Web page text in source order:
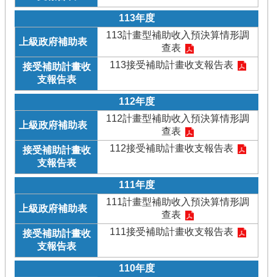
113年度
113計畫型補助收入預決算情形調
查表
113接受補助計畫收支報告表
112年度
112計畫型補助收入預決算情形調
查表
112接受補助計畫收支報告表
111年度
111計畫型補助收入預決算情形調
查表
111接受補助計畫收支報告表
110年度